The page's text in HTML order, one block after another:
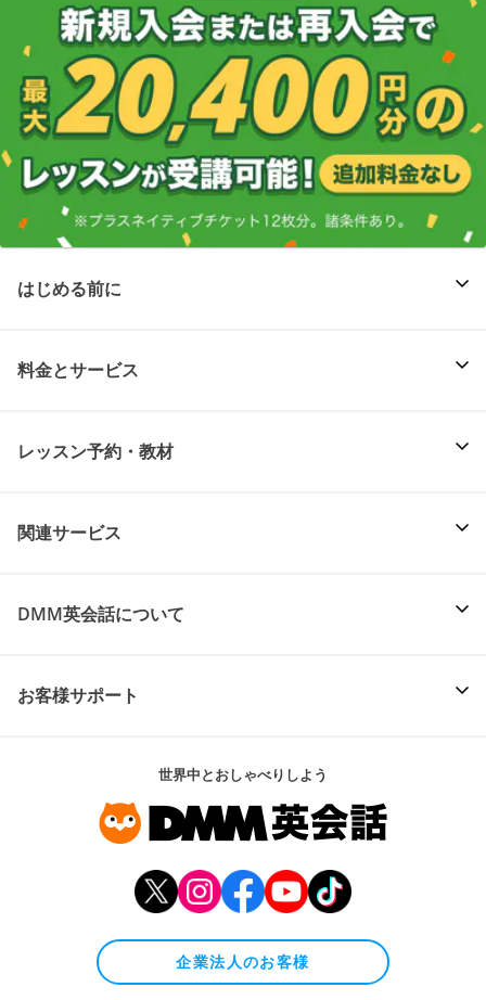
はじめる前に
料金とサービス
レッスン予約・教材
関連サービス
DMM英会話について
お客様サポート
世界中とおしゃべりしよう
企業法人のお客様